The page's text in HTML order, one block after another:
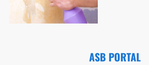
ASB PORTAL